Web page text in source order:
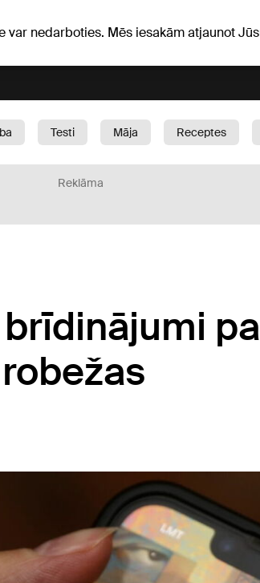
nedarboties. Mēs iesakām atjaunot
Testi Māja Receptes
Reklāma